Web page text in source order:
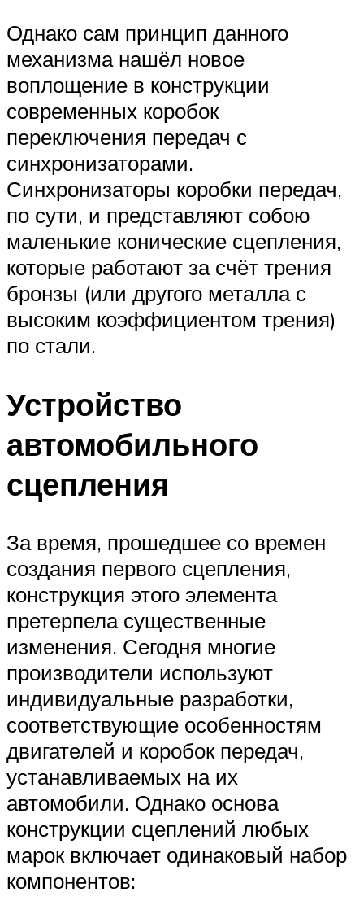
Однако сам принцип данного
механизма нашёл новое
воплощение в конструкции
современных коробок
переключения передач с
синхронизаторами.
Синхронизаторы коробки передач,
по сути, и представляют собою
маленькие конические сцепления,
которые работают за счёт трения
бронзы (или другого металла с
высоким коэффициентом трения)
по стали.
Устройство
автомобильного
сцепления
За время, прошедшее со времен
создания первого сцепления,
конструкция этого элемента
претерпела существенные
изменения. Сегодня многие
производители используют
индивидуальные разработки,
соответствующие особенностям
двигателей и коробок передач,
устанавливаемых на их
автомобили. Однако основа
конструкции сцеплений любых
марок включает одинаковый набор
компонентов: